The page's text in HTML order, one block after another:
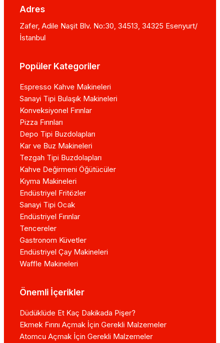
Adres
Zafer, Adile Naşit Blv. No:30, 34513, 34325 Esenyurt/
İstanbul
Popüler Kategoriler
Espresso Kahve Makineleri
Sanayi Tipi Bulaşık Makineleri
Konveksiyonel Fırınlar
Pizza Fırınları
Depo Tipi Buzdolapları
Kar ve Buz Makineleri
Tezgah Tipi Buzdolapları
Kahve Değirmeni Öğütücüler
Kıyma Makineleri
Endüstriyel Fritözler
Sanayi Tipi Ocak
Endüstriyel Fırınlar
Tencereler
Gastronom Küvetler
Endüstriyel Çay Makineleri
Waffle Makineleri
Önemli İçerikler
Düdüklüde Et Kaç Dakikada Pişer?
Ekmek Fırını Açmak İçin Gerekli Malzemeler
Atomcu Açmak İçin Gerekli Malzemeler